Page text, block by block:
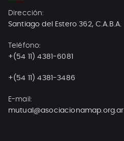
Dirección:
Santiago del Estero 362, C.A.B.A.
Teléfono:
+(54 11) 4381-6081
+(54 11) 4381-3486
E-mail:
mutual@asociacionamap.org.ar